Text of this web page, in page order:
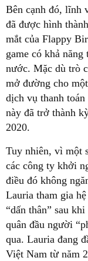
Bên cạnh đó, lĩnh
đã được hình
mắt của Flappy
game có khả
nước. Mặc dù trò
mở đường cho
dịch vụ thanh
này đã trở thành
2020.
Tuy nhiên, vì một
các công ty khởi
điều đó không
Lauria tham gia
“dấn thân” sau
quân đầu người
qua. Lauria đang
Việt Nam từ năm